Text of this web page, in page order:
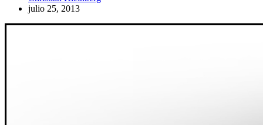
julio 25, 2013